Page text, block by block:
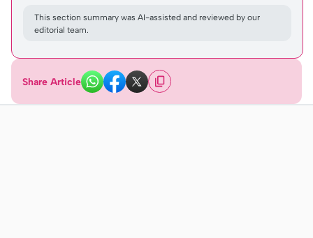
This section summary was AI-assisted and reviewed by our
editorial team.
Share Article